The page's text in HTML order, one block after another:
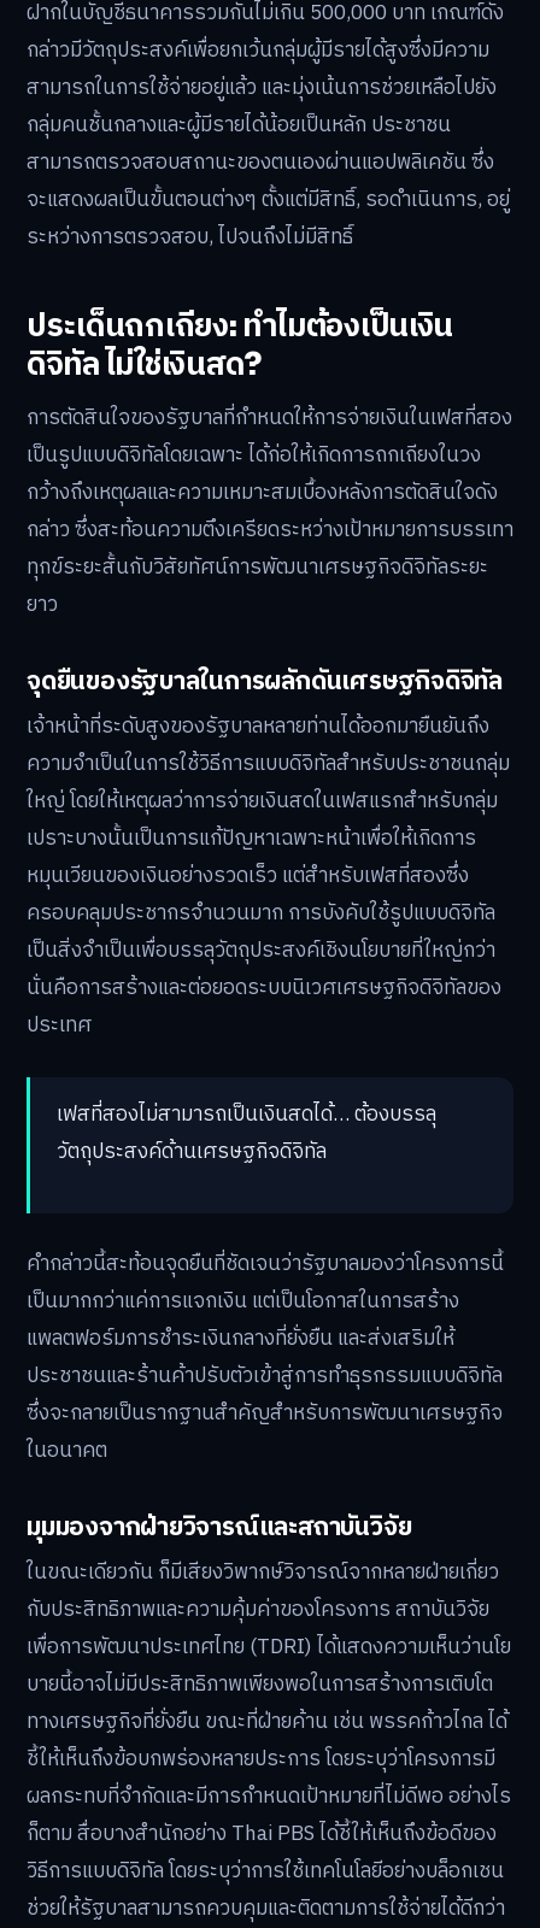
ฝากในบัญชีธนาคารรวมกันไม่เกิน 500,000 บาท เกณฑ์ดัง
กล่าวมีวัตถุประสงค์เพื่อยกเว้นกลุ่มผู้มีรายได้สูงซึ่งมีความ
สามารถในการใช้จ่ายอยู่แล้ว และมุ่งเน้นการช่วยเหลือไปยัง
กลุ่มคนชั้นกลางและผู้มีรายได้น้อยเป็นหลัก ประชาชน
สามารถตรวจสอบสถานะของตนเองผ่านแอปพลิเคชัน ซึ่ง
จะแสดงผลเป็นขั้นตอนต่างๆ ตั้งแต่มีสิทธิ์, รอดำเนินการ, อยู่
ระหว่างการตรวจสอบ, ไปจนถึงไม่มีสิทธิ์
ประเด็นถกเถียง: ทำไมต้องเป็นเงิน
ดิจิทัล ไม่ใช่เงินสด?
การตัดสินใจของรัฐบาลที่กำหนดให้การจ่ายเงินในเฟสที่สอง
เป็นรูปแบบดิจิทัลโดยเฉพาะ ได้ก่อให้เกิดการถกเถียงในวง
กว้างถึงเหตุผลและความเหมาะสมเบื้องหลังการตัดสินใจดัง
กล่าว ซึ่งสะท้อนความตึงเครียดระหว่างเป้าหมายการบรรเทา
ทุกข์ระยะสั้นกับวิสัยทัศน์การพัฒนาเศรษฐกิจดิจิทัลระยะ
ยาว
จุดยืนของรัฐบาลในการผลักดันเศรษฐกิจดิจิทัล
เจ้าหน้าที่ระดับสูงของรัฐบาลหลายท่านได้ออกมายืนยันถึง
ความจำเป็นในการใช้วิธีการแบบดิจิทัลสำหรับประชาชนกลุ่ม
ใหญ่ โดยให้เหตุผลว่าการจ่ายเงินสดในเฟสแรกสำหรับกลุ่ม
เปราะบางนั้นเป็นการแก้ปัญหาเฉพาะหน้าเพื่อให้เกิดการ
หมุนเวียนของเงินอย่างรวดเร็ว แต่สำหรับเฟสที่สองซึ่ง
ครอบคลุมประชากรจำนวนมาก การบังคับใช้รูปแบบดิจิทัล
เป็นสิ่งจำเป็นเพื่อบรรลุวัตถุประสงค์เชิงนโยบายที่ใหญ่กว่า
นั่นคือการสร้างและต่อยอดระบบนิเวศเศรษฐกิจดิจิทัลของ
ประเทศ
เฟสที่สองไม่สามารถเป็นเงินสดได้… ต้องบรรลุ
วัตถุประสงค์ด้านเศรษฐกิจดิจิทัล
คำกล่าวนี้สะท้อนจุดยืนที่ชัดเจนว่ารัฐบาลมองว่าโครงการนี้
เป็นมากกว่าแค่การแจกเงิน แต่เป็นโอกาสในการสร้าง
แพลตฟอร์มการชำระเงินกลางที่ยั่งยืน และส่งเสริมให้
ประชาชนและร้านค้าปรับตัวเข้าสู่การทำธุรกรรมแบบดิจิทัล
ซึ่งจะกลายเป็นรากฐานสำคัญสำหรับการพัฒนาเศรษฐกิจ
ในอนาคต
มุมมองจากฝ่ายวิจารณ์และสถาบันวิจัย
ในขณะเดียวกัน ก็มีเสียงวิพากษ์วิจารณ์จากหลายฝ่ายเกี่ยว
กับประสิทธิภาพและความคุ้มค่าของโครงการ สถาบันวิจัย
เพื่อการพัฒนาประเทศไทย (TDRI) ได้แสดงความเห็นว่านโย
บายนี้อาจไม่มีประสิทธิภาพเพียงพอในการสร้างการเติบโต
ทางเศรษฐกิจที่ยั่งยืน ขณะที่ฝ่ายค้าน เช่น พรรคก้าวไกล ได้
ชี้ให้เห็นถึงข้อบกพร่องหลายประการ โดยระบุว่าโครงการมี
ผลกระทบที่จำกัดและมีการกำหนดเป้าหมายที่ไม่ดีพอ อย่างไร
ก็ตาม สื่อบางสำนักอย่าง Thai PBS ได้ชี้ให้เห็นถึงข้อดีของ
วิธีการแบบดิจิทัล โดยระบุว่าการใช้เทคโนโลยีอย่างบล็อกเชน
ช่วยให้รัฐบาลสามารถควบคุมและติดตามการใช้จ่ายได้ดีกว่า